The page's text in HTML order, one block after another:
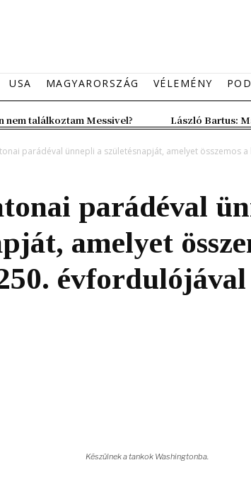
USA MAGYARORSZÁG VÉLEMÉNY
nem találkoztam Messivel? László Bartus:
parádéval ünnepli a születésnapját, amelyet összemos
parádéval
amelyet
évfordulójával
Készülnek a tankok Washingtonba.